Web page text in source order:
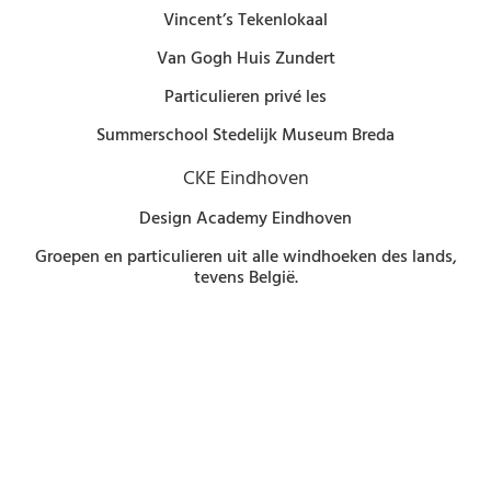
Vincent’s Tekenlokaal
Van Gogh Huis Zundert
Particulieren privé les
Summerschool Stedelijk Museum Breda
CKE Eindhoven
Design Academy Eindhoven
Groepen en particulieren uit alle windhoeken des lands,
tevens België.